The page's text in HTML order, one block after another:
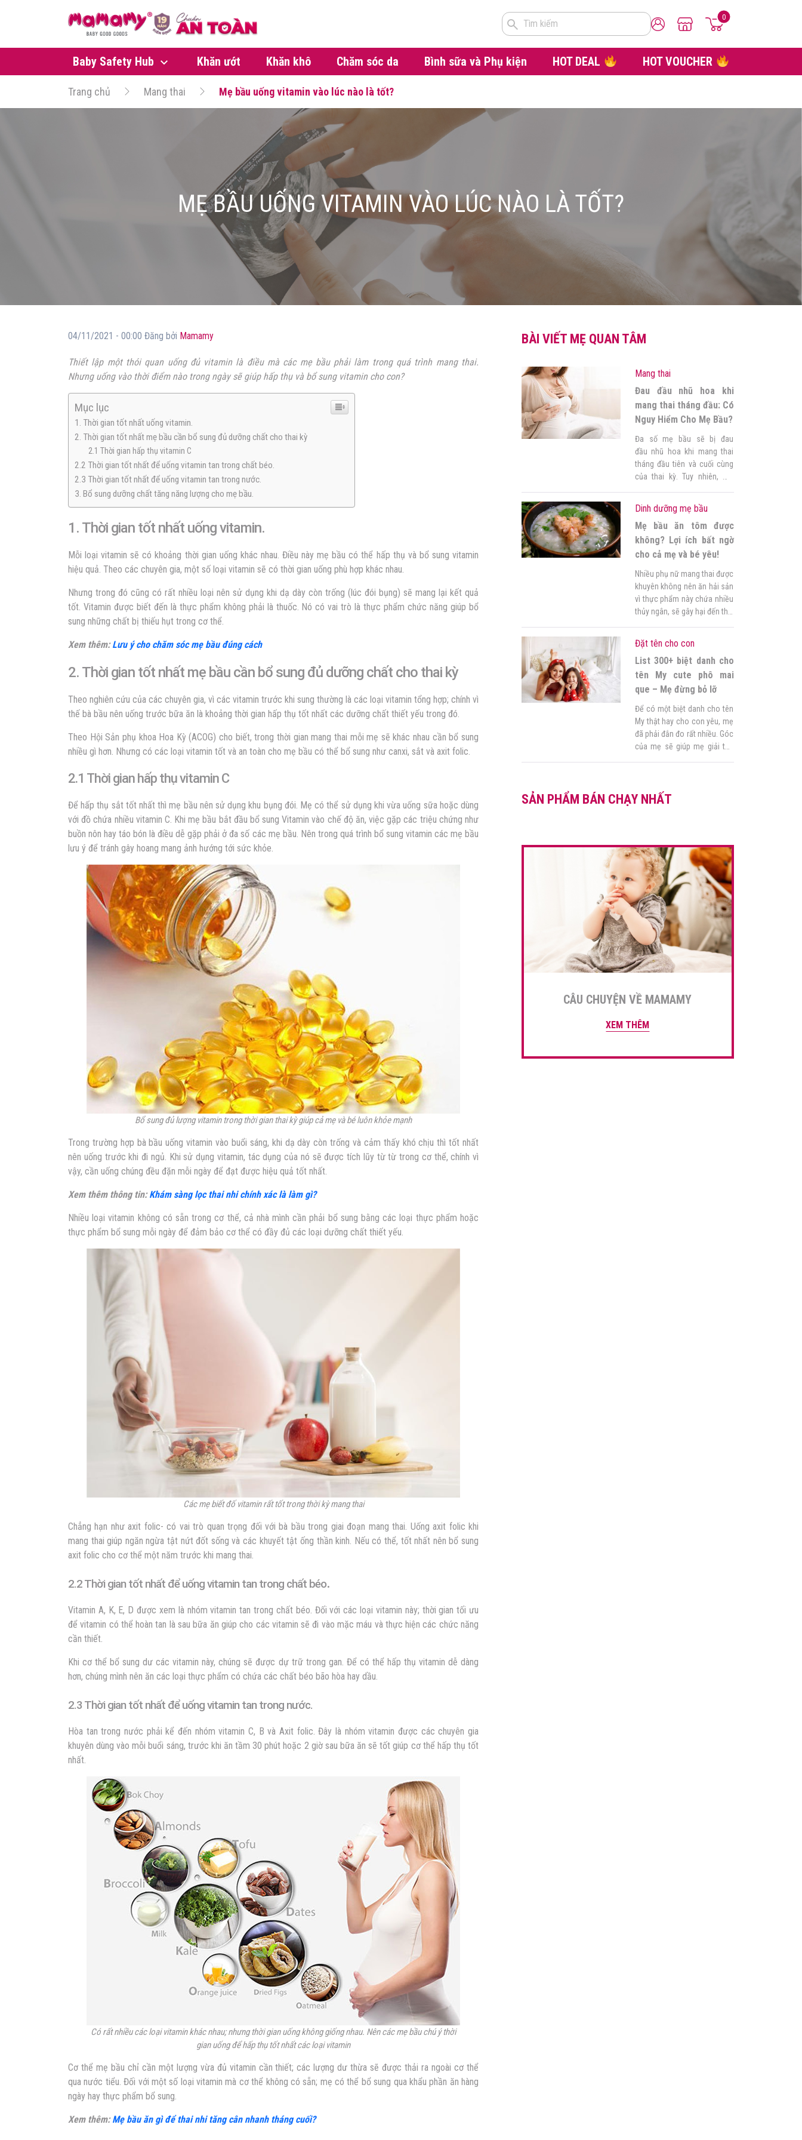
Tìm kiếm
0
Baby Safety Hub Khăn ướt Khăn khô Chăm sóc da Bình sữa và Phụ kiện HOT DEAL HOT VOUCHER
Trang chủ Mang thai Mẹ bầu uống vitamin vào lúc nào là tốt?
MẸ BẦU UỐNG VITAMIN VÀO LÚC NÀO LÀ TỐT?
04/11/2021 - 00:00 Đăng bởi Mamamy
Thiết lập một thói quan uống đủ vitamin là điều mà các mẹ bầu phải làm trong quá trình mang thai.
Nhưng uống vào thời điểm nào trong ngày sẽ giúp hấp thụ và bổ sung vitamin cho con?
Mục lục
1. Thời gian tốt nhất uống vitamin.
2. Thời gian tốt nhất mẹ bầu cần bổ sung đủ dưỡng chất cho thai kỳ
2.1 Thời gian hấp thụ vitamin C
2.2 Thời gian tốt nhất để uống vitamin tan trong chất béo.
2.3 Thời gian tốt nhất để uống vitamin tan trong nước.
3. Bổ sung dưỡng chất tăng năng lượng cho mẹ bầu.
1. Thời gian tốt nhất uống vitamin.
Mỗi loại vitamin sẽ có khoảng thời gian uống khác nhau. Điều này mẹ bầu có thể hấp thụ và bổ sung vitamin
hiệu quả. Theo các chuyên gia, một số loại vitamin sẽ có thời gian uống phù hợp khác nhau.
Nhưng trong đó cũng có rất nhiều loại nên sử dụng khi dạ dày còn trống (lúc đói bụng) sẽ mang lại kết quả
tốt. Vitamin được biết đến là thực phẩm không phải là thuốc. Nó có vai trò là thực phẩm chức năng giúp bổ
sung những chất bị thiếu hụt trong cơ thể.
Xem thêm:Lưu ý cho chăm sóc mẹ bầu đúng cách
2. Thời gian tốt nhất mẹ bầu cần bổ sung đủ dưỡng chất cho thai kỳ
Theo nghiên cứu của các chuyên gia, vì các vitamin trước khi sung thường là các loại vitamin tổng hợp; chính vì
thế bà bầu nên uống trước bữa ăn là khoảng thời gian hấp thụ tốt nhất các dưỡng chất thiết yếu trong đó.
Theo Hội Sản phụ khoa Hoa Kỳ (ACOG) cho biết, trong thời gian mang thai mỗi mẹ sẽ khác nhau cần bổ sung
nhiều gì hơn. Nhưng có các loại vitamin tốt và an toàn cho mẹ bầu có thể bổ sung như canxi, sắt và axit folic.
2.1 Thời gian hấp thụ vitamin C
Để hấp thụ sắt tốt nhất thì mẹ bầu nên sử dụng khu bụng đói. Mẹ có thể sử dụng khi vừa uống sữa hoặc dùng
với đồ chứa nhiều vitamin C. Khi mẹ bầu bắt đầu bổ sung Vitamin vào chế độ ăn, việc gặp các triệu chứng như
buồn nôn hay táo bón là điều dễ gặp phải ở đa số các mẹ bầu. Nên trong quá trình bổ sung vitamin các mẹ bầu
lưu ý để tránh gây hoang mang ảnh hướng tới sức khỏe.
Bổ sung đủ lượng vitamin trong thời gian thai kỳ giúp cả mẹ và bé luôn khỏe mạnh
Trong trường hợp bà bầu uống vitamin vào buổi sáng, khi dạ dày còn trống và cảm thấy khó chịu thì tốt nhất
nên uống trước khi đi ngủ. Khi sử dụng vitamin, tác dụng của nó sẽ được tích lũy từ từ trong cơ thể, chính vì
vậy, cần uống chúng đều đặn mỗi ngày để đạt được hiệu quả tốt nhất.
Xem thêm thông tin:Khám sàng lọc thai nhi chính xác là làm gì?
Nhiều loại vitamin không có sẵn trong cơ thể, cả nhà mình cần phải bổ sung bằng các loại thực phẩm hoặc
thực phẩm bổ sung mỗi ngày để đảm bảo cơ thể có đầy đủ các loại dưỡng chất thiết yếu.
Các mẹ biết đố vitamin rất tốt trong thời kỳ mang thai
Chẳng hạn như axit folic- có vai trò quan trọng đối với bà bầu trong giai đoạn mang thai. Uống axit folic khi
mang thai giúp ngăn ngừa tật nứt đốt sống và các khuyết tật ống thần kinh. Nếu có thể, tốt nhất nên bổ sung
axit folic cho cơ thể một năm trước khi mang thai.
2.2 Thời gian tốt nhất để uống vitamin tan trong chất béo.
Vitamin A, K, E, D được xem là nhóm vitamin tan trong chất béo. Đối với các loại vitamin này; thời gian tối ưu
để vitamin có thể hoàn tan là sau bữa ăn giúp cho các vitamin sẽ đi vào mặc máu và thực hiện các chức năng
cần thiết.
Khi cơ thể bổ sung dư các vitamin này, chúng sẽ được dự trữ trong gan. Để có thể hấp thụ vitamin dễ dàng
hơn, chúng mình nên ăn các loại thực phẩm có chứa các chất béo bão hòa hay dầu.
2.3 Thời gian tốt nhất để uống vitamin tan trong nước.
Hòa tan trong nước phải kể đến nhóm vitamin C, B và Axit folic. Đây là nhóm vitamin được các chuyên gia
khuyên dùng vào mỗi buổi sáng, trước khi ăn tầm 30 phút hoặc 2 giờ sau bữa ăn sẽ tốt giúp cơ thể hấp thụ tốt
nhất.
Có rất nhiều các loại vitamin khác nhau; nhưng thời gian uống không giống nhau. Nên các mẹ bầu chú ý thời
gian uống để hấp thụ tốt nhất các loại vitamin
Cơ thể mẹ bầu chỉ cần một lượng vừa đủ vitamin cần thiết; các lượng dư thừa sẽ được thải ra ngoài cơ thể
qua nước tiểu. Đối với một số loại vitamin mà cơ thể không có sẵn; mẹ có thể bổ sung qua khẩu phần ăn hàng
ngày hay thực phẩm bổ sung.
Xem thêm:Mẹ bầu ăn gì để thai nhi tăng cân nhanh tháng cuối?
BÀI VIẾT MẸ QUAN TÂM
Mang thai
Đau đầu nhũ hoa khi
mang thai tháng đầu: Có
Nguy Hiểm Cho Mẹ Bầu?
Đa số mẹ bầu sẽ bị đau
đầu nhũ hoa khi mang thai
tháng đầu tiên và cuối cùng
của thai kỳ. Tuy nhiên, mẹ
này nhé! Hãy cùng Góc của
mẹ đi tìm hiểu kỹ tại sao mẹ
nhé! 1. Đau nhũ hoa là hiện
tượng gì? Đau […]
Dinh dưỡng mẹ bầu
Mẹ bầu ăn tôm được
không? Lợi ích bất ngờ
cho cả mẹ và bé yêu!
Nhiều phụ nữ mang thai được
khuyên không nên ăn hải sản
vì thực phẩm này chứa nhiều
thủy ngân, sẽ gây hại đến thai
những lợi ích sức khỏe nào
cho mẹ bầu? Hãy để Góc của
mẹ giải đáp “tất tần […]
Đặt tên cho con
List 300+ biệt danh cho
tên My cute phô mai
que – Mẹ đừng bỏ lỡ
Để có một biệt danh cho tên
My thật hay cho con yêu, mẹ
đã phải đắn đo rất nhiều. Góc
của mẹ sẽ giúp mẹ giải tỏa
hàng. Mẹ tham khảo bài viết
SẢN PHẨM BÁN CHẠY NHẤT
CÂU CHUYỆN VỀ MAMAMY
XEM THÊM